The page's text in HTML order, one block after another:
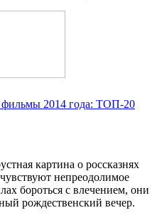
фильмы 2014 года: ТОП-20
картина о россказнях
непреодолимое
бороться с влечением, они
рождественский вечер.